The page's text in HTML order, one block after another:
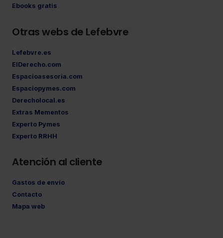
Ebooks gratis
Otras webs de Lefebvre
Lefebvre.es
ElDerecho.com
Espacioasesoria.com
Espaciopymes.com
Derecholocal.es
Extras Mementos
Experto Pymes
Experto RRHH
Atención al cliente
Gastos de envío
Contacto
Mapa web